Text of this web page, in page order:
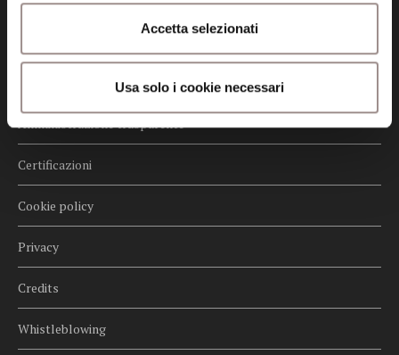
Accetta selezionati
Usa solo i cookie necessari
Amministrazione trasparente
Certificazioni
Cookie policy
Privacy
Credits
Whistleblowing